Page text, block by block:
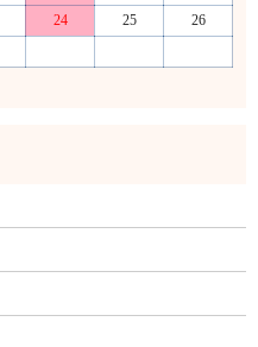
24 25
26